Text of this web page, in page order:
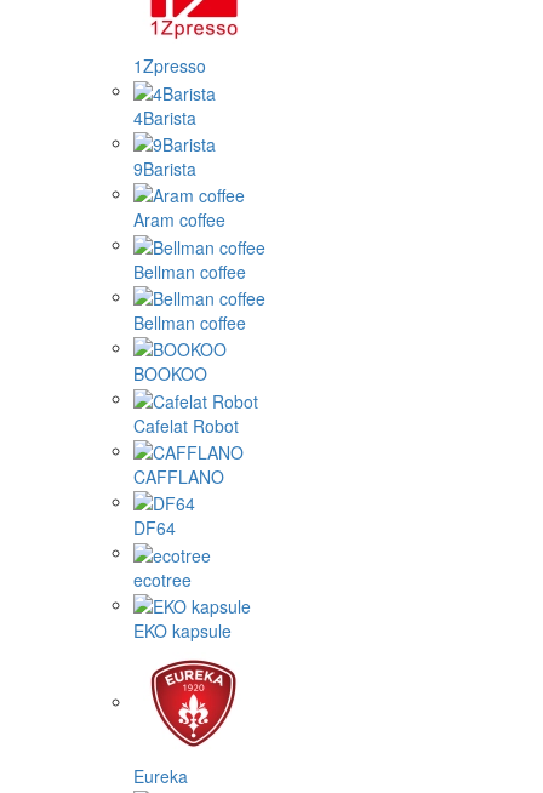
1Zpresso
4Barista
9Barista
Aram coffee
Bellman coffee
Bellman coffee
BOOKOO
Cafelat Robot
CAFFLANO
DF64
ecotree
EKO kapsule
Eureka